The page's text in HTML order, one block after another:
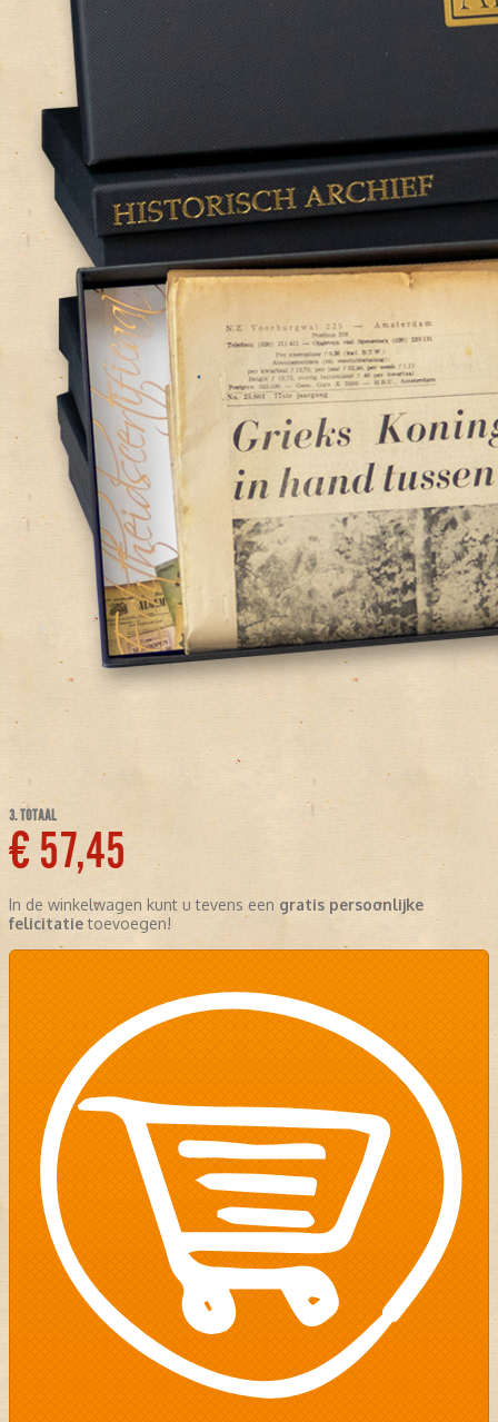
3. TOTAAL
€ 57,45
In de winkelwagen kunt u tevens een gratis persoonlijke
felicitatietoevoegen!